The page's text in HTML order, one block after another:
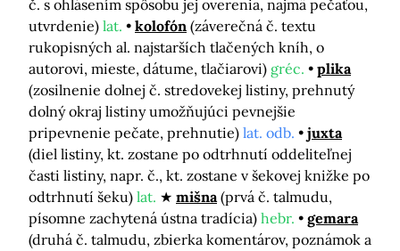
č. s ohlásením spôsobu jej overenia, najmä pečaťou,
utvrdenie) lat. kolofón (záverečná č. textu
rukopisných al. najstarších tlačených kníh, o
autorovi, mieste, dátume, tlačiarovi) gréc.
plika
(zosilnenie dolnej č. stredovekej listiny, prehnutý
dolný okraj listiny umožňujúci pevnejšie
pripevnenie pečate, prehnutie) lat. odb.
juxta
(diel listiny, kt. zostane po odtrhnutí oddeliteľnej
časti listiny, napr. č., kt. zostane v šekovej knižke po
odtrhnutí šeku) lat. mišna (prvá č. talmudu,
písomne zachytená ústna tradícia) hebr.
gemara
(druhá č. talmudu, zbierka komentárov, poznámok a